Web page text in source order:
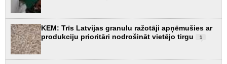
KEM: Trīs Latvijas granulu ražotāji apņēmušies ar
produkciju prioritāri nodrošināt vietējo tirgu
1